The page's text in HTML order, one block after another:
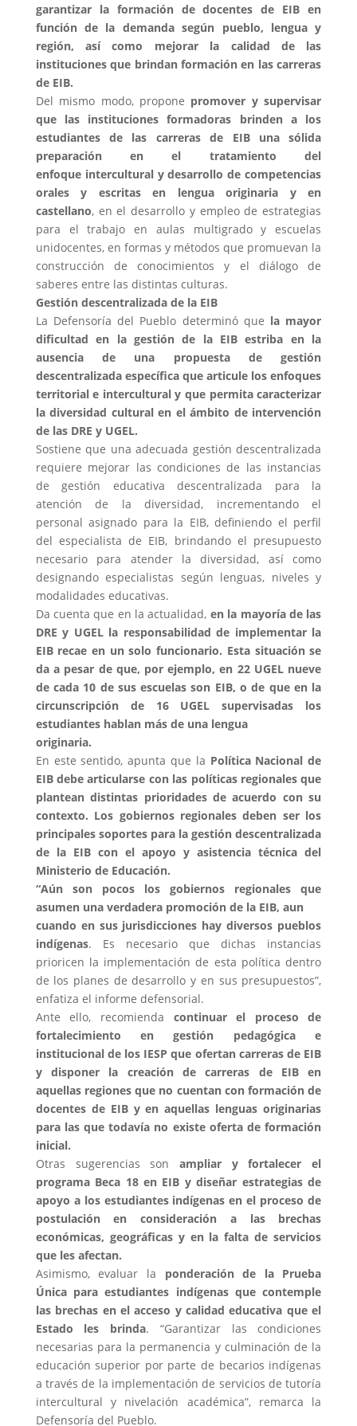
garantizar la formación de docentes de EIB en
función de la demanda según pueblo, lengua y
región, así como mejorar la calidad de las
instituciones que brindan formación en las carreras
de EIB.
Del mismo modo, propone promover y supervisar
que las instituciones formadoras brinden a los
estudiantes de las carreras de EIB una sólida
preparación en el tratamiento del
enfoque intercultural y desarrollo de competencias
orales y escritas en lengua originaria y en
castellano, en el desarrollo y empleo de estrategias
para el trabajo en aulas multigrado y escuelas
unidocentes, en formas y métodos que promuevan la
construcción de conocimientos y el diálogo de
saberes entre las distintas culturas.
Gestión descentralizada de la EIB
La Defensoría del Pueblo determinó que la mayor
dificultad en la gestión de la EIB estriba en la
ausencia de una propuesta de gestión
descentralizada específica que articule los enfoques
territorial e intercultural y que permita caracterizar
la diversidad cultural en el ámbito de intervención
de las DRE y UGEL.
Sostiene que una adecuada gestión descentralizada
requiere mejorar las condiciones de las instancias
de gestión educativa descentralizada para la
atención de la diversidad, incrementando el
personal asignado para la EIB, definiendo el perfil
del especialista de EIB, brindando el presupuesto
necesario para atender la diversidad, así como
designando especialistas según lenguas, niveles y
modalidades educativas.
Da cuenta que en la actualidad, en la mayoría de las
DRE y UGEL la responsabilidad de implementar la
EIB recae en un solo funcionario. Esta situación se
da a pesar de que, por ejemplo, en 22 UGEL nueve
de cada 10 de sus escuelas son EIB, o de que en la
circunscripción de 16 UGEL supervisadas los
estudiantes hablan más de una lengua
originaria.
En este sentido, apunta que la Política Nacional de
EIB debe articularse con las políticas regionales que
plantean distintas prioridades de acuerdo con su
contexto. Los gobiernos regionales deben ser los
principales soportes para la gestión descentralizada
de la EIB con el apoyo y asistencia técnica del
Ministerio de Educación.
“Aún son pocos los gobiernos regionales que
asumen una verdadera promoción de la EIB, aun
cuando en sus jurisdicciones hay diversos pueblos
indígenas. Es necesario que dichas instancias
prioricen la implementación de esta política dentro
de los planes de desarrollo y en sus presupuestos”,
enfatiza el informe defensorial.
Ante ello, recomienda continuar el proceso de
fortalecimiento en gestión pedagógica e
institucional de los IESP que ofertan carreras de EIB
y disponer la creación de carreras de EIB en
aquellas regiones que no cuentan con formación de
docentes de EIB y en aquellas lenguas originarias
para las que todavía no existe oferta de formación
inicial.
Otras sugerencias son ampliar y fortalecer el
programa Beca 18 en EIB y diseñar estrategias de
apoyo a los estudiantes indígenas en el proceso de
postulación en consideración a las brechas
económicas, geográficas y en la falta de servicios
que les afectan.
Asimismo, evaluar la ponderación de la Prueba
Única para estudiantes indígenas que contemple
las brechas en el acceso y calidad educativa que el
Estado les brinda. “Garantizar las condiciones
necesarias para la permanencia y culminación de la
educación superior por parte de becarios indígenas
a través de la implementación de servicios de tutoría
intercultural y nivelación académica”, remarca la
Defensoría del Pueblo.